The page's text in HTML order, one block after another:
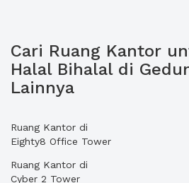
Cari Ruang Kantor
Halal Bihalal di
Lainnya
Ruang Kantor di
Eighty8 Office Tower
Ruang Kantor di
Cyber 2 Tower